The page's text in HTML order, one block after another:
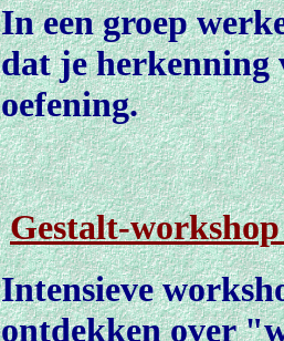
In een groep
dat je herkenning
oefening.
Gestalt-workshop
Intensieve
ontdekken over